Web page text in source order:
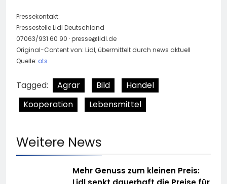
Pressekontakt:
Pressestelle Lidl Deutschland
07063/931 60 90 ·presse@lidl.de
Original-Content von: Lidl, übermittelt durch news aktuell
Quelle: ots
Tagged: Agrar Bild
Handel
Kooperation
Lebensmittel
Weitere News
Mehr Genuss zum kleinen Preis: